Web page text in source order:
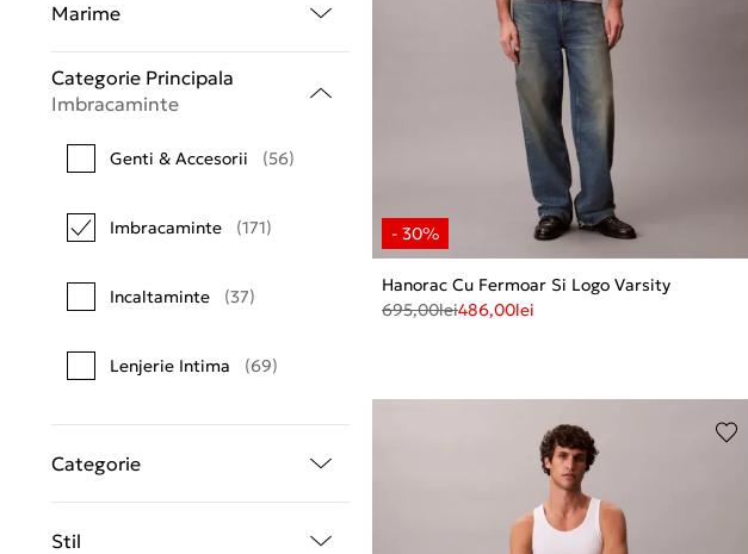
Marime
Categorie Principala
Imbracaminte
Genti & Accesorii (56)
Imbracaminte (171)
Incaltaminte (37)
Lenjerie Intima (69)
Categorie
Stil
Hanorac Cu Fermoar Si Logo Varsity
695,00lei486,00lei